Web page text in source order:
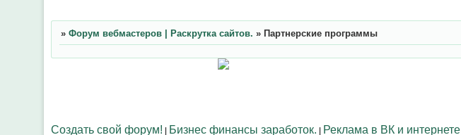
» Форум вебмастеров | Раскрутка сайтов. » Партнерские программы
Создать свой форум! | Бизнес финансы заработок. | Реклама в ВК и интернете